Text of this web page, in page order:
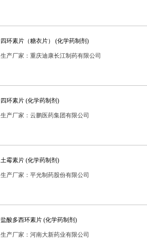
四环素片（糖衣片） (化学药制剂)
生产厂家：重庆迪康长江制药有限公司
四环素片 (化学药制剂)
生产厂家：云鹏医药集团有限公司
土霉素片 (化学药制剂)
生产厂家：平光制药股份有限公司
盐酸多西环素片 (化学药制剂)
生产厂家：河南大新药业有限公司